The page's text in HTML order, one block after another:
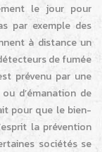
le jour pour
par exemple des
à distance un
de fumée
prévenu par une
d’émanation de
pour que le bien-
la prévention
sociétés se